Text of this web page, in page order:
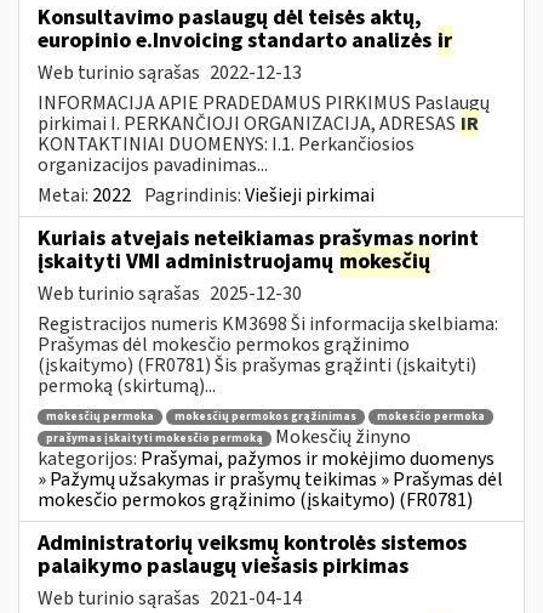
Konsultavimo paslaugų dėl teisės aktų,
europinio e.Invoicing standarto analizės ir
Web turinio sąrašas 2022-12-13
INFORMACIJA APIE PRADEDAMUS PIRKIMUS Paslaugų
pirkimai I. PERKANČIOJI ORGANIZACIJA, ADRESAS IR
KONTAKTINIAI DUOMENYS: I.1. Perkančiosios
organizacijos pavadinimas...
Metai: 2022 Pagrindinis:Viešieji pirkimai
Kuriais atvejais neteikiamas prašymas norint
įskaityti VMI administruojamų mokesčių
Web turinio sąrašas 2025-12-30
Registracijos numeris KM3698 Ši informacija skelbiama:
Prašymas dėl mokesčio permokos grąžinimo
(įskaitymo) (FR0781) Šis prašymas grąžinti (įskaityti)
permoką (skirtumą)...
mokesčių permoka mokesčių permokos grąžinimas
mokesčio permoka
prašymas įskaityti mokesčio permoką
Mokesčių žinyno
kategorijos: Prašymai, pažymos ir mokėjimo duomenys
» Pažymų užsakymas ir prašymų teikimas » Prašymas dėl
mokesčio permokos grąžinimo (įskaitymo) (FR0781)
Administratorių veiksmų kontrolės sistemos
palaikymo paslaugų viešasis pirkimas
Web turinio sąrašas 2021-04-14